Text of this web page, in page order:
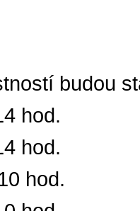
budou
hod.
hod.
hod.